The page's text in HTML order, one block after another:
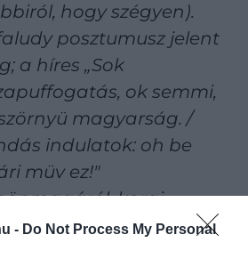
- Do Not Process My Personal
hogy szégyen).
posztumusz jelent
a híres „Sok
ok semmi,
magyarság. /
indulatok: oh be
müv ez!"
korai
szól. Tolsztoj – de ő